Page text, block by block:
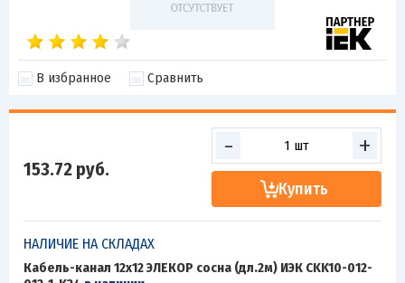
В избранное Сравнить
153.72 руб.
- +
Купить
НАЛИЧИЕ НА СКЛАДАХ
Кабель-канал 12х12 ЭЛЕКОР сосна (дл.2м) ИЭК CKK10-012-